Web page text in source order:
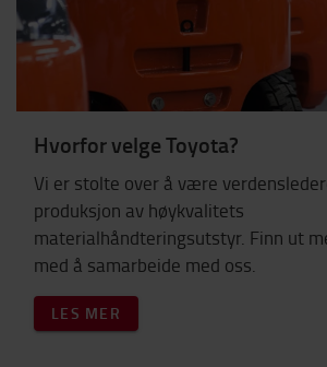
Hvorfor velge Toyota?
Vi er stolte over å være
produksjon av høykvalitets
materialhåndteringsutstyr. Finn ut
med å samarbeide med oss.
LES MER